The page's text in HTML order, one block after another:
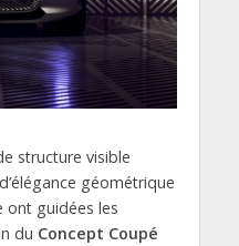
structure visible
géométrique
ont guidées les
du Concept Coupé